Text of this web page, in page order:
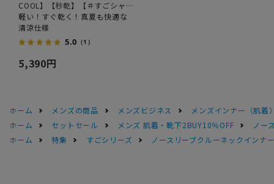
COOL】【秒乾】【＃すごシャ
ツ】
軽い！すぐ乾く！真夏も快適な
清涼仕様
5.0 （1）
5,390円
ホーム メンズの商品 メンズビジネス
メンズインナー（肌着
ホーム
セットセール メンズ 肌着・靴下2BUY10％OFF
ノー
ホーム
特集 すごシリーズ ノースリーブクルーネックインナ